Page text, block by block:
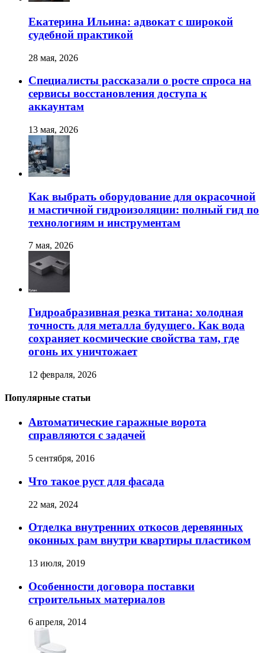
Екатерина Ильина: адвокат с широкой
судебной практикой
28 мая, 2026
Специалисты рассказали о росте спроса на
сервисы восстановления доступа к
аккаунтам
13 мая, 2026
Как выбрать оборудование для окрасочной
и мастичной гидроизоляции: полный гид по
технологиям и инструментам
7 мая, 2026
Гидроабразивная резка титана: холодная
точность для металла будущего. Как вода
сохраняет космические свойства там, где
огонь их уничтожает
12 февраля, 2026
Популярные статьи
Автоматические гаражные ворота
справляются с задачей
5 сентября, 2016
Что такое руст для фасада
22 мая, 2024
Отделка внутренних откосов деревянных
оконных рам внутри квартиры пластиком
13 июля, 2019
Особенности договора поставки
строительных материалов
6 апреля, 2014